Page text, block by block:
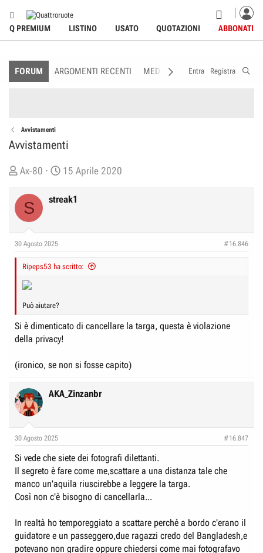
Q PREMIUM LISTINO USATO QUOTAZIONI ABBONATI
FORUM ARGOMENTI RECENTI MEDIA MEMBRI
Entra Registra
Avvistamenti
Avvistamenti
C
e
o
e
D
s
c
u
s
o
n
e
Ax-80
D
t
n
o
15 Aprile 2020
S streak1
30 Agosto 2025 #16.846
Ripeps53 ha scritto:
Può aiutare?
Si è dimenticato di cancellare la targa, questa è violazione
della privacy!
(ironico, se non si fosse capito)
AKA_Zinzanbr
30 Agosto 2025 #16.847
Si vede che siete dei fotografi dilettanti.
Il segreto è fare come me,scattare a una distanza tale che
manco un'aquila riuscirebbe a leggere la targa.
Così non c'è bisogno di cancellarla...
In realtà ho temporeggiato a scattare perché a bordo c'erano il
guidatore e un passeggero,due ragazzi credo del Bangladesh,e
potevano non gradire oppure chiedersi come mai fotografavo